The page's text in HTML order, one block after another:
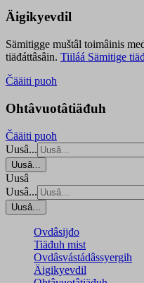
Äigikyevdil
Sämitigge muštâl toimâinis
tiäđáttâsâin. Tiiláá Sämitige
Čääiti puoh
Ohtâvuotâtiäđuh
Čääiti puoh
Uusâ...
Uusâ...
Uusâ
Uusâ...
Uusâ...
Ovdâsijđo
Tiäđuh mist
Ovdâsvástádâssyergih
Äigikyevdil